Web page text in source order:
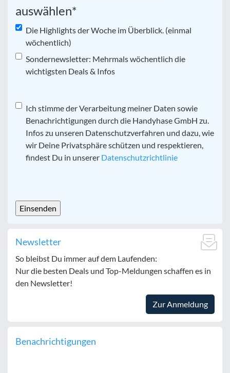
auswählen*
Die Highlights der Woche im Überblick. (einmal
wöchentlich)
Sondernewsletter: Mehrmals wöchentlich die
wichtigsten Deals & Infos
Datenschutz*
Ich stimme der Verarbeitung meiner Daten sowie
Benachrichtigungen durch die Handyhase GmbH zu.
Infos zu unseren Datenschutzverfahren und dazu, wie
wir Deine Privatsphäre schützen und respektieren,
findest Du in unserer Datenschutzrichtlinie
Newsletter
So bleibst Du immer auf dem Laufenden:
Nur die besten Deals und Top-Meldungen schaffen es in
den Newsletter!
Zur Anmeldung
Benachrichtigungen